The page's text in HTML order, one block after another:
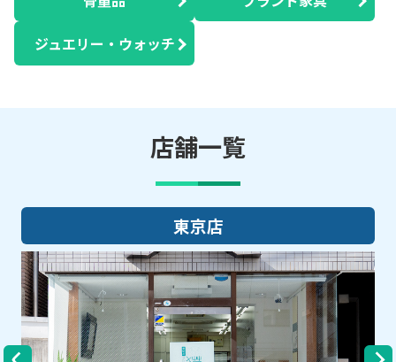
ジュエリー・ウォッチ
店舗一覧
東京店